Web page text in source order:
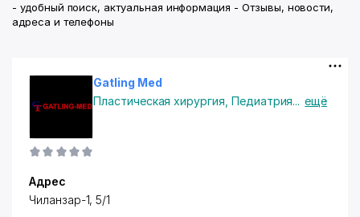
- удобный поиск, актуальная информация - Отзывы, новости,
адреса и телефоны
Gatling Med
Пластическая хирургия Педиатрия... ещё
Адрес
Чиланзар-1, 5/1